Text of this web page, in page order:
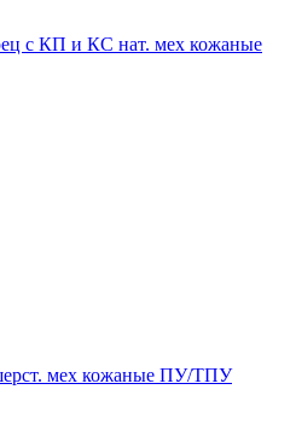
с КП и КС нат. мех кожаные
мех кожаные ПУ/ТПУ